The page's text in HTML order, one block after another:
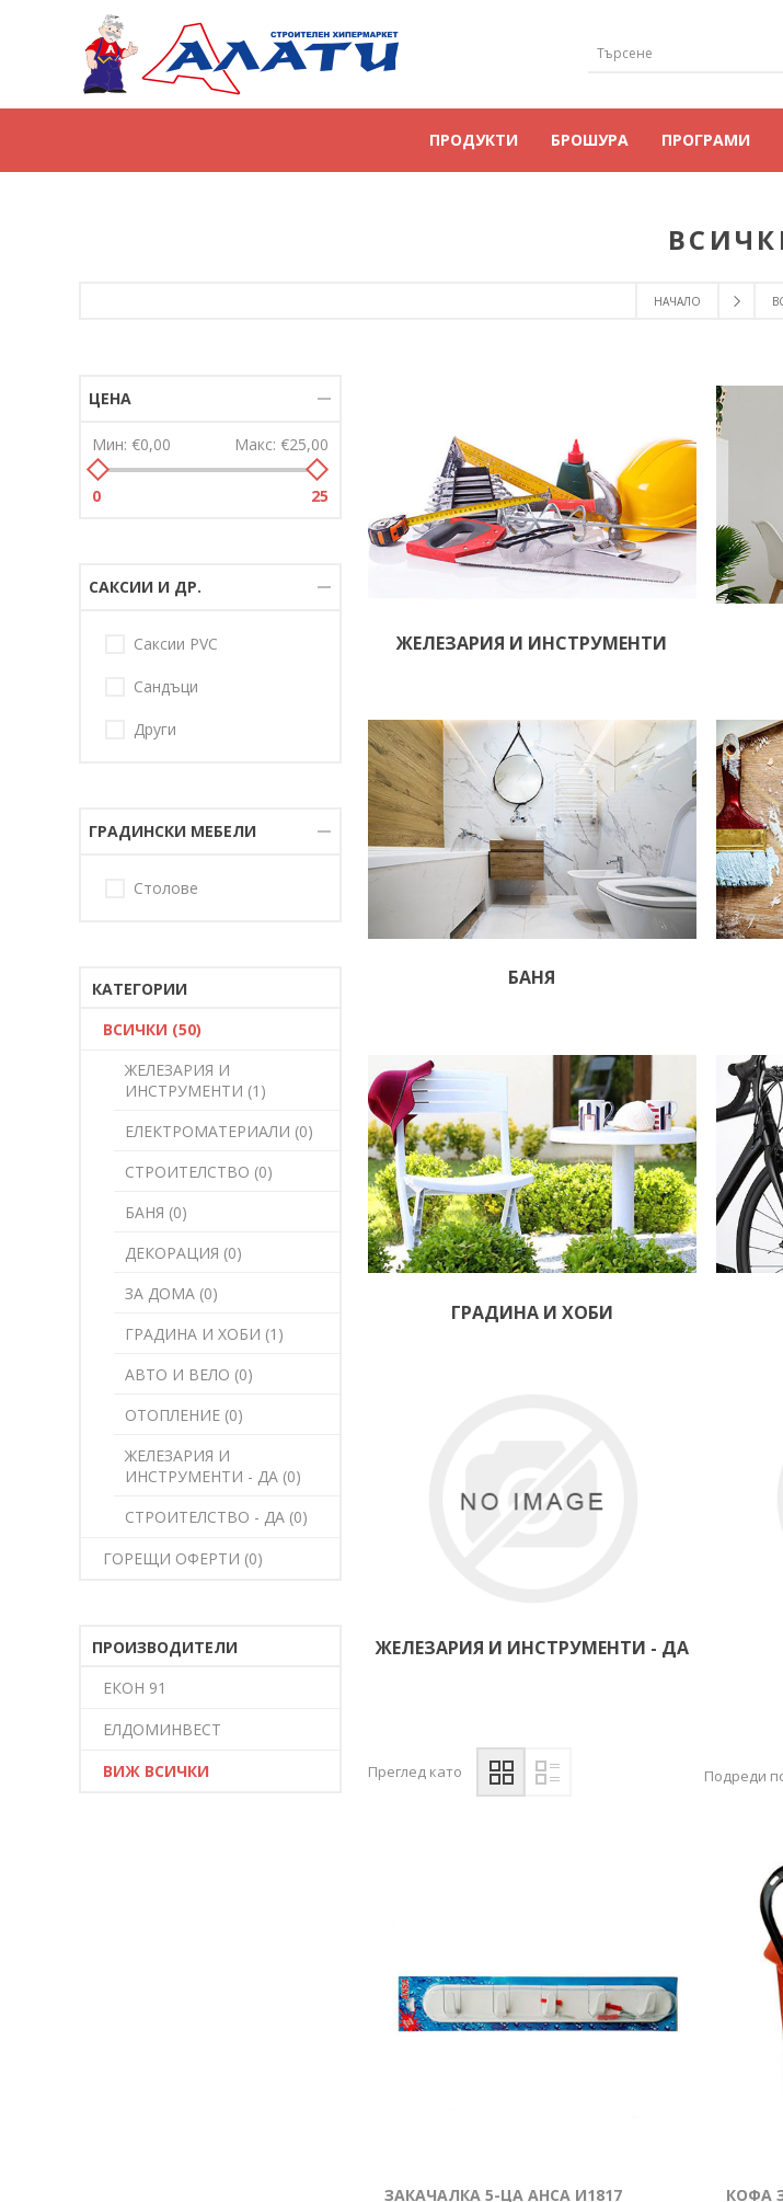
ПРОДУКТИ БРОШУРА ПРОГРАМИ
НАЧАЛО
ЖЕЛЕЗАРИЯ И ИНСТРУМЕНТИ
БАНЯ
ГРАДИНА И ХОБИ
ЖЕЛЕЗАРИЯ И ИНСТРУМЕНТИ - ДА
Преглед като Подреди
ЗАКАЧАЛКА 5-ЦА АНСА И1817 КОФА
ЦЕНА
Мин: €0,00 Макс: €25,00
0 25
САКСИИ И ДР.
Саксии PVC
Сандъци
Други
ГРАДИНСКИ МЕБЕЛИ
Столове
КАТЕГОРИИ
ВСИЧКИ (50)
ЖЕЛЕЗАРИЯ И
ИНСТРУМЕНТИ (1)
ЕЛЕКТРОМАТЕРИАЛИ (0)
СТРОИТЕЛСТВО (0)
БАНЯ (0)
ДЕКОРАЦИЯ (0)
ЗА ДОМА (0)
ГРАДИНА И ХОБИ (1)
АВТО И ВЕЛО (0)
ОТОПЛЕНИЕ (0)
ЖЕЛЕЗАРИЯ И
ИНСТРУМЕНТИ - ДА (0)
СТРОИТЕЛСТВО - ДА (0)
ГОРЕЩИ ОФЕРТИ (0)
ПРОИЗВОДИТЕЛИ
ЕКОН 91
ЕЛДОМИНВЕСТ
ВИЖ ВСИЧКИ